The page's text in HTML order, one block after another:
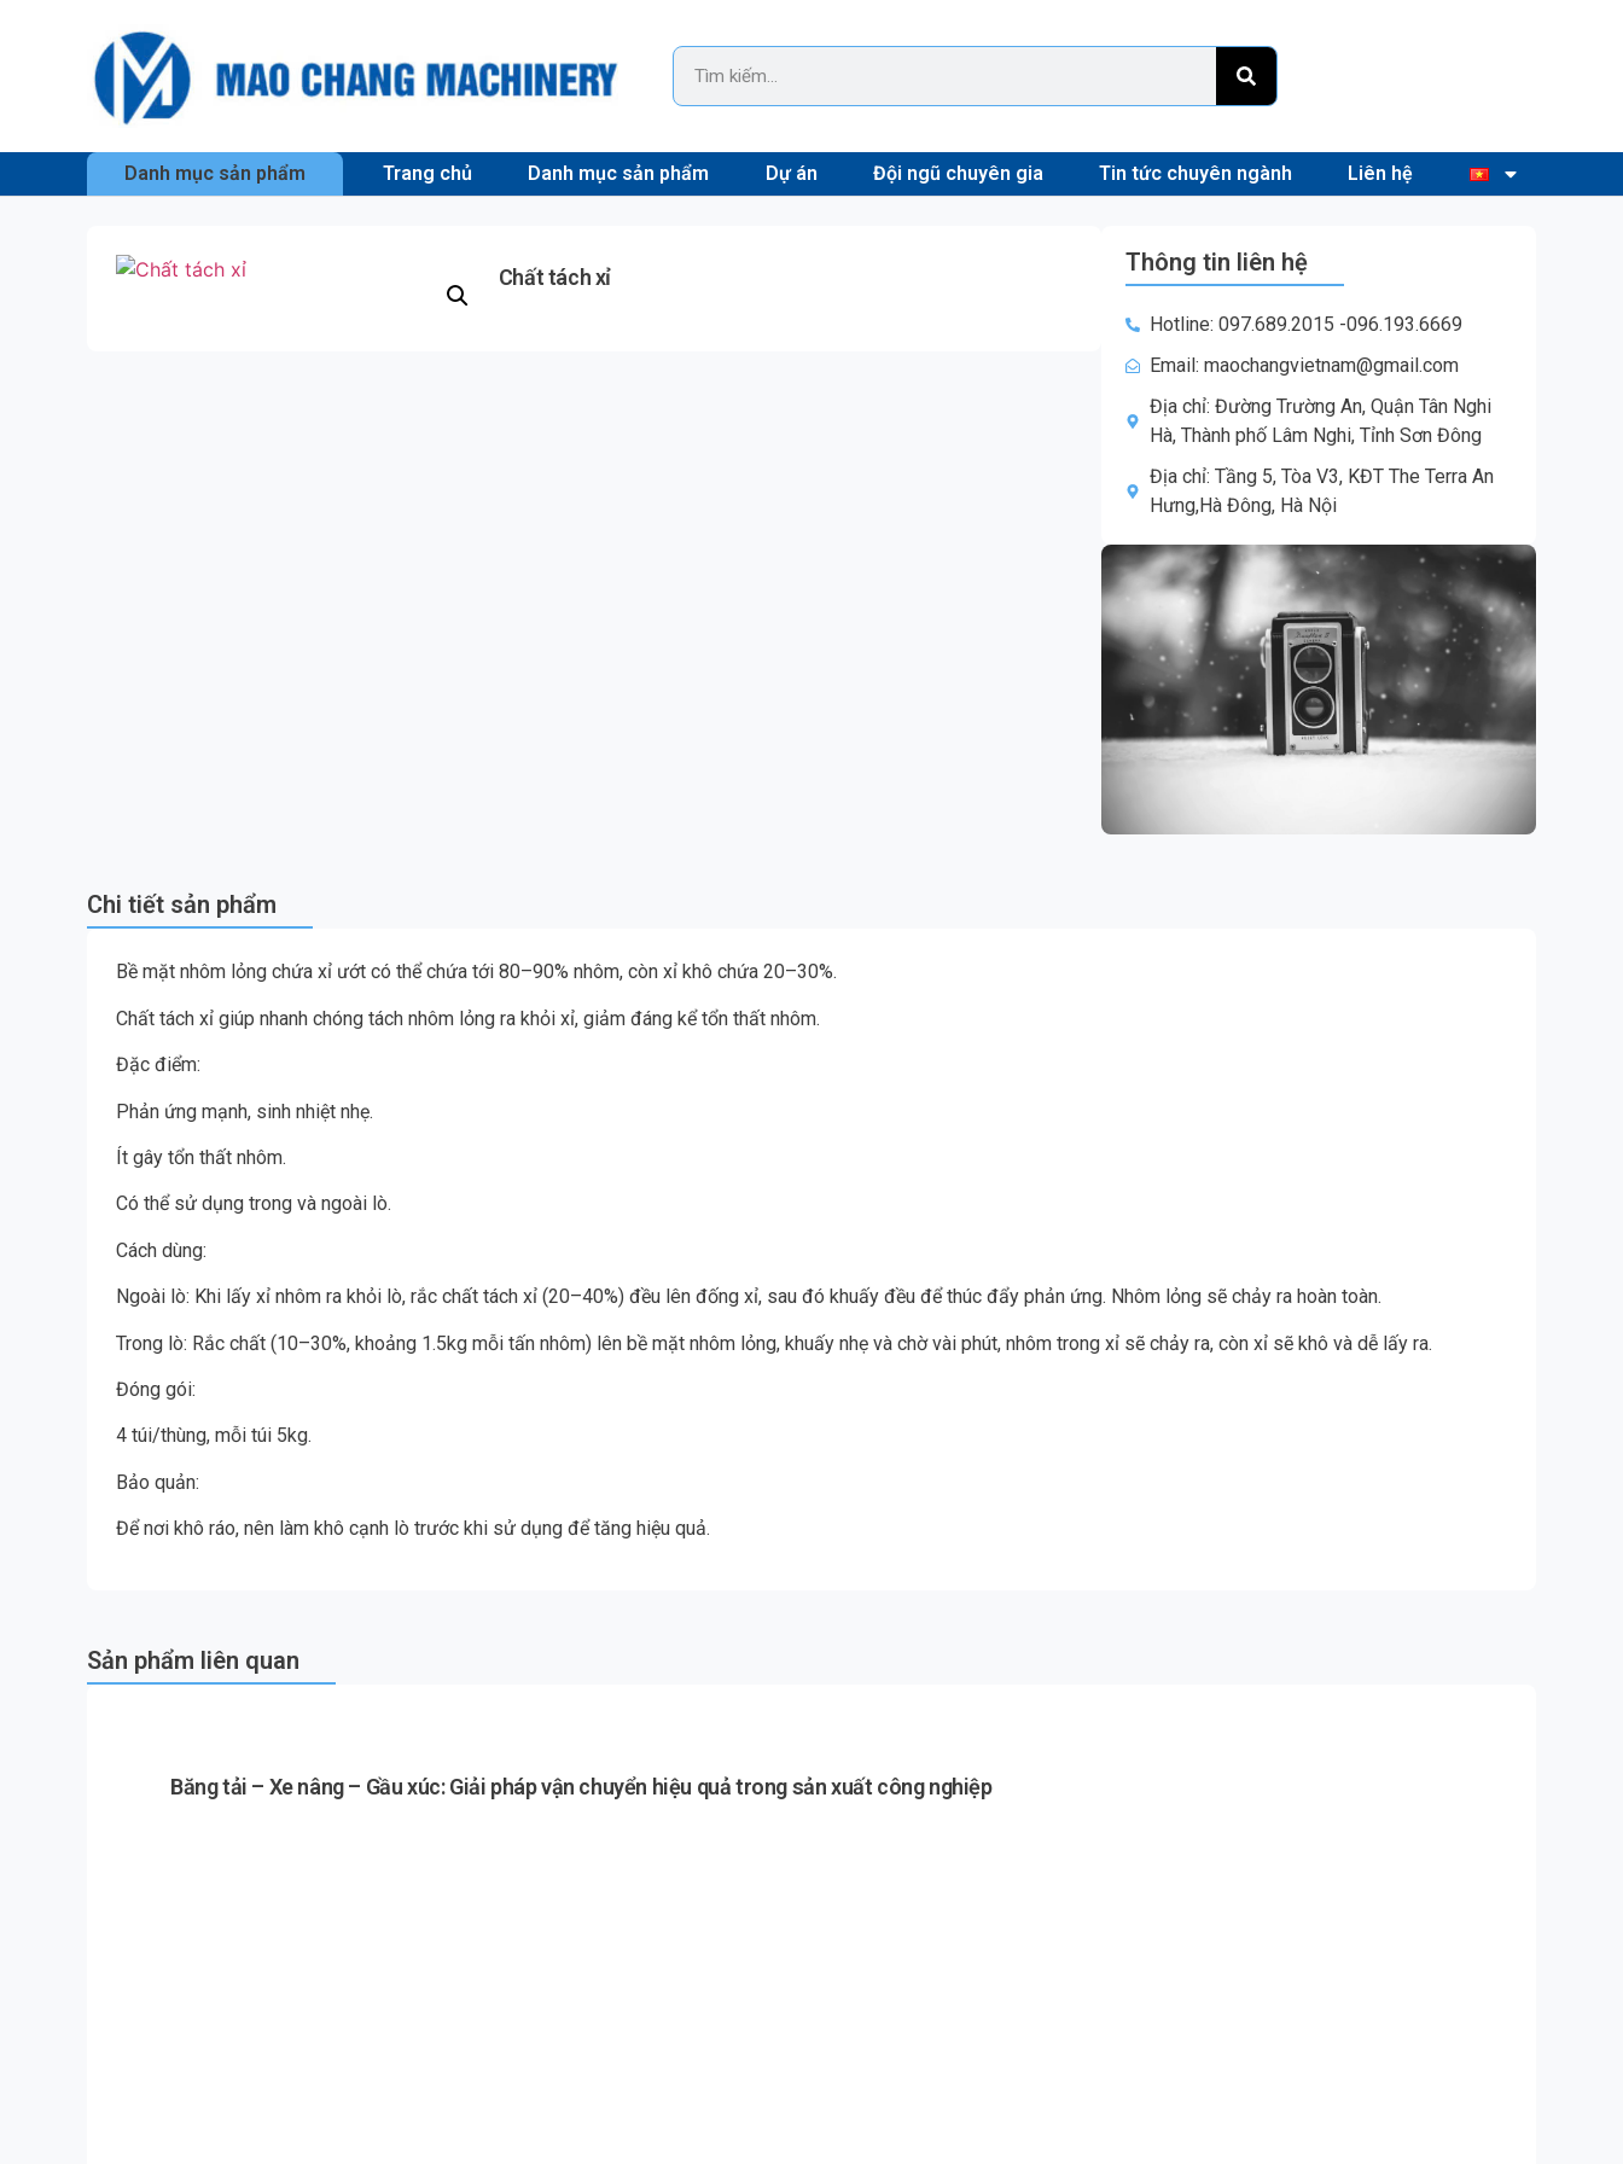
Danh mục sản phẩm Trang chủ Danh mục sản phẩm Dự án Đội ngũ chuyên gia Tin tức chuyên ngành Liên hệ
Chất tách xỉ
Thông tin liên hệ
Hotline: 097.689.2015 -096.193.6669
Email: maochangvietnam@gmail.com
Địa chỉ: Đường Trường An, Quận Tân Nghi
Hà, Thành phố Lâm Nghi, Tỉnh Sơn Đông
Địa chỉ: Tầng 5, Tòa V3, KĐT The Terra An
Hưng,Hà Đông, Hà Nội
Chi tiết sản phẩm
Bề mặt nhôm lỏng chứa xỉ ướt có thể chứa tới 80–90% nhôm, còn xỉ khô chứa 20–30%.
Chất tách xỉ giúp nhanh chóng tách nhôm lỏng ra khỏi xỉ, giảm đáng kể tổn thất nhôm.
Đặc điểm:
Phản ứng mạnh, sinh nhiệt nhẹ.
Ít gây tổn thất nhôm.
Có thể sử dụng trong và ngoài lò.
Cách dùng:
Ngoài lò: Khi lấy xỉ nhôm ra khỏi lò, rắc chất tách xỉ (20–40%) đều lên đống xỉ, sau đó khuấy đều để thúc đẩy phản ứng. Nhôm lỏng sẽ chảy ra hoàn toàn.
Trong lò: Rắc chất (10–30%, khoảng 1.5kg mỗi tấn nhôm) lên bề mặt nhôm lỏng, khuấy nhẹ và chờ vài phút, nhôm trong xỉ sẽ chảy ra, còn xỉ sẽ khô và dễ lấy ra.
Đóng gói:
4 túi/thùng, mỗi túi 5kg.
Bảo quản:
Để nơi khô ráo, nên làm khô cạnh lò trước khi sử dụng để tăng hiệu quả.
Sản phẩm liên quan
Băng tải – Xe nâng – Gầu xúc: Giải pháp vận chuyển hiệu quả trong sản xuất công nghiệp